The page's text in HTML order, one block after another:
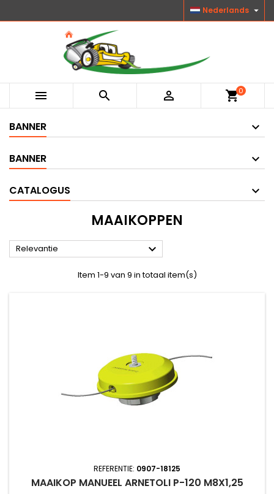
Nederlands 
   shopping_cart0
BANNER
BANNER
CATALOGUS
MAAIKOPPEN
Relevantie 
Item 1-9 van 9 in totaal item(s)
REFERENTIE: 0907-18125
MAAIKOP MANUEEL ARNETOLI P-120 M8X1,25